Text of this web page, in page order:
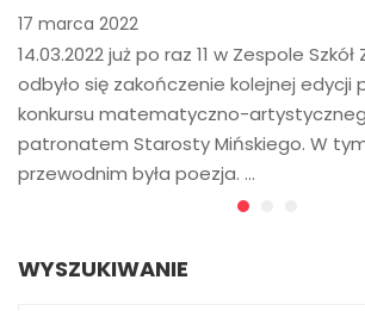
17 marca 2022
14.03.2022 już po raz 11 w Zespole
odbyło się zakończenie kolejnej
konkursu matematyczno-
patronatem Starosty Mińskiego. W
przewodnim była poezja. …
WYSZUKIWANIE